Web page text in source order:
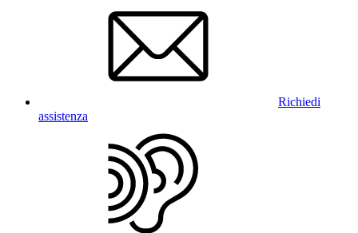
Richiedi
assistenza